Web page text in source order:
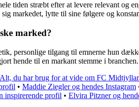
tiden stræbt efter at levere relevant og
markedet, lytte til sine følgere og
marked?
personlige tilgang til emnerne hun
hende til en markant stemme i branchen.
Alt, du har brug for at vide om FC
• Maddie Ziegler og hendes Instagram
inspirerende profil • Elvira Pitzner og